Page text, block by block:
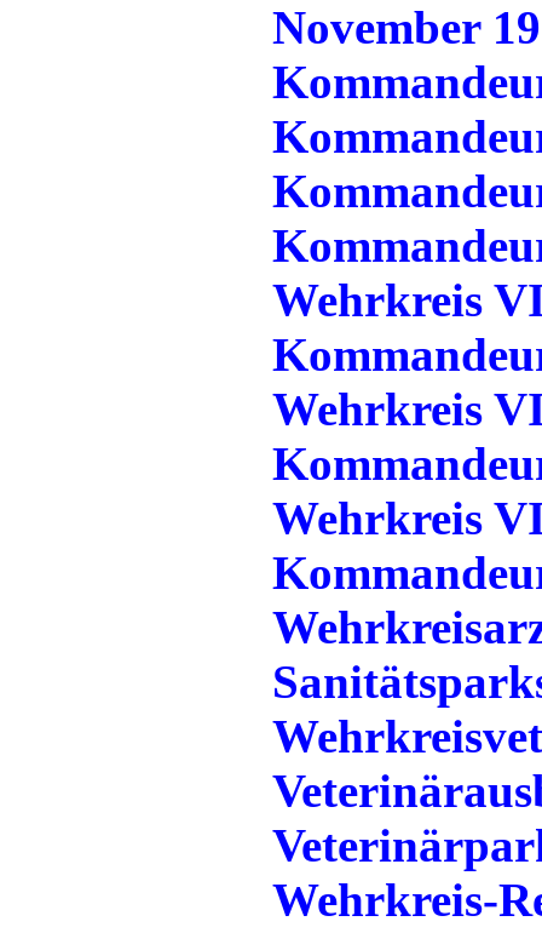
November
Wehrkreis
Wehrkreis
Wehrkreis
Wehrkreis-